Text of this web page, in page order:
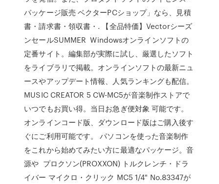
パッケージ販売 ベクターPCショップ」なら、見積
書・請求書・領収書・. 【全品特価】Vectorシーズ
ンセールSUMMER Windowsオンラインソフトの
定番サイト。編集部が実際に試し、厳選したソフト
をライブラリで掲載。オンラインソフトの最新ニュ
ースやアップデート情報、人気ランキングも配信。
MUSIC CREATOR 5 CW-MC5が音楽制作ストアで
いつでもお買い得。当日お急ぎ便対象 可能です。
オンラインコード版、ダウンロード版はご購入後す
ぐにご利用可能です。 パソコンを使った音楽制作
をこれから始めてみたい方に最適なパッケージ。音
源や プロクソン(PROXXON) トルクレンチ・ドラ
イバー マイクロ・クリック MC5 1/4" No.83347が